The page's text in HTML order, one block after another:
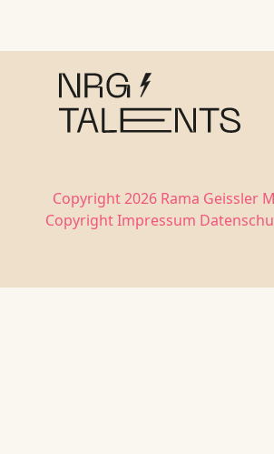
Copyright 2026 Rama Geissler
Copyright Impressum